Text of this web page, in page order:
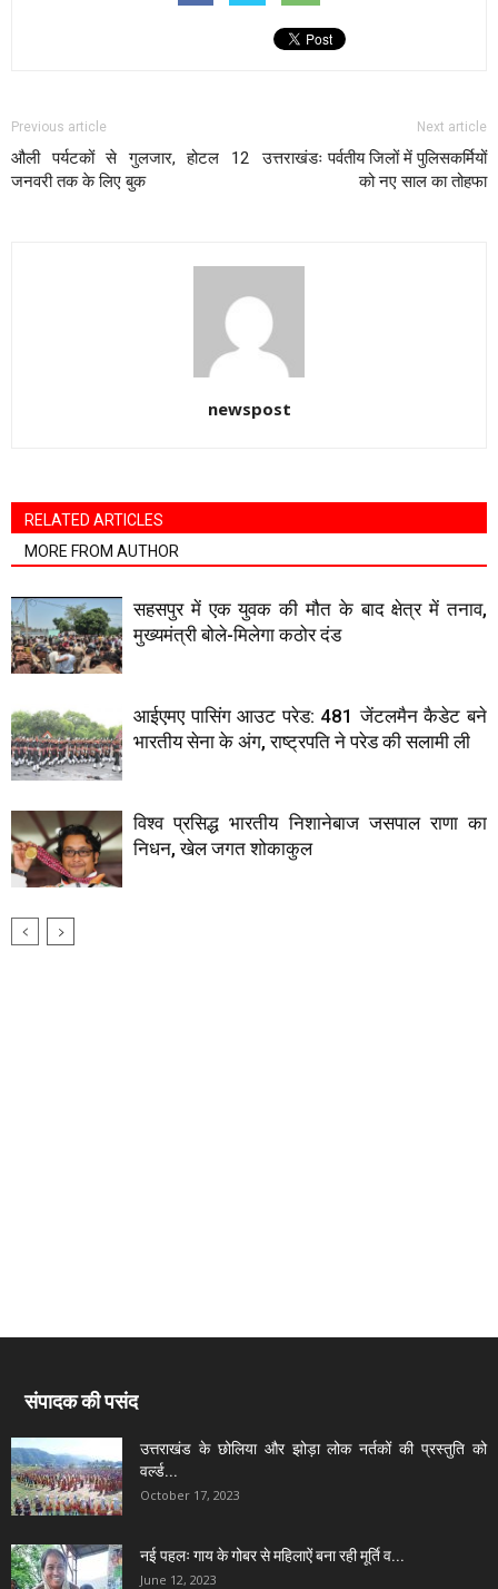
Previous article
औली पर्यटकों से गुलजार, होटल 12
जनवरी तक के लिए बुक
Next article
उत्तराखंडः पर्वतीय जिलों में पुलिसकर्मियों
को नए साल का तोहफा
newspost
RELATED ARTICLES
MORE FROM AUTHOR
सहसपुर में एक युवक की मौत के बाद क्षेत्र में तनाव,
मुख्यमंत्री बोले-मिलेगा कठोर दंड
आईएमए पासिंग आउट परेड: 481 जेंटलमैन कैडेट बने
भारतीय सेना के अंग, राष्ट्रपति ने परेड की सलामी ली
विश्व प्रसिद्ध भारतीय निशानेबाज जसपाल राणा का
निधन, खेल जगत शोकाकुल
संपादक की पसंद
उत्तराखंड के छोलिया और झोड़ा लोक नर्तकों की प्रस्तुति को
वर्ल्ड...
October 17, 2023
नई पहलः गाय के गोबर से महिलाऐं बना रही मूर्ति व...
June 12, 2023